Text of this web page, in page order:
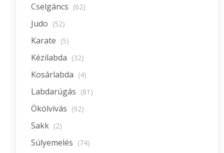
Cselgáncs (62)
Judo (52)
Karate (5)
Kézilabda (32)
Kosárlabda (4)
Labdarúgás (81)
Ökölvívás (92)
Sakk (2)
Súlyemelés (74)